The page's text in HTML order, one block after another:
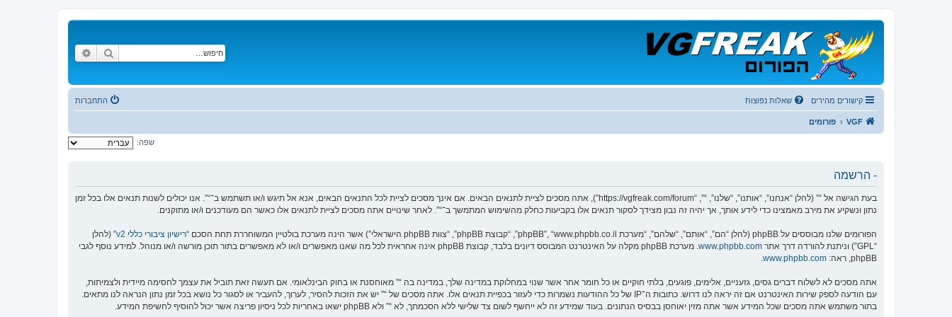
חיפוש
קישורים מהירים שאלות נפוצות התחברות
VGF פורומים
שפה:
- הרשמה
בעת הגישה אל “” (להלן “אנחנו”, “אותנו”, “שלנו”, “”, “https://vgfreak.com/forum”), אתה מסכים לציית לתנאים הבאים. אם אינך מסכים לציית לכל התנאים הבאים, אנא אל תיגש ו/או תשתמש ב־“”. אנו יכולים לשנות תנאים אלו בכל זמן
נתון ונשקיע את מירב מאמצינו כדי לידע אותך, אך יהיה זה נבון מצידך לסקור תנאים אלו בקביעות כחלק מהשימוש המתמשך ב־“”. לאחר שינויים אתה מסכים לציית לתנאים אלו כאשר הם מעודכנים ו/או מתוקנים.
הפורומים שלנו מבוססים על phpBB (להלן “הם”, “אותם”, “שלהם”, “מערכת phpBB”, “www.phpbb.co.il”, “קבוצת phpBB”, “צוות phpBB הישראלי”) אשר הינה מערכת בולטיין המשוחררת תחת הסכם “ רישיון ציבורי כללי v2
” (להלן
“GPL”) וניתנת להורדה דרך אתר
www.phpbb.com
. מערכת phpBB מקלה על האינטרנט המבוסס דיונים בלבד, קבוצת phpBB אינה אחראית לכל מה שאנו מאפשרים ו/או לא מאפשרים בתור תוכן מורשה ו/או מנוהל. למידע נוסף לגבי
phpBB, ראה:
www.phpbb.com
אתה מסכים לא לשלוח דברים גסים, גזעניים, אלימים, פוגעים, בלתי חוקיים או כל חומר אחר אשר שנוי במחלוקת במדינה שלך, במדינה בה “” מאוחסנת או בחוק הבינלאומי. אם תעשה זאת תוביל את עצמך לחסימה מיידית ולצמיתות,
עם הודעה לספק שירות האינטרנט אם זה יראה לנו דרוש. כתובות ה־IP של כל ההודעות נשמרות כדי לעזור בכפיית תנאים אלו. אתה מסכים של “” יש את הזכות להסיר, לערוך, להעביר או לסגור כל נושא בכל זמן נתון הנראה לנו מתאים.
בתור משתמש אתה מסכים שכל המידע אשר אתה מזין יאוחסן בבסיס הנתונים. בעוד שמידע זה לא ייחשף לשום צד שלישי ללא הסכמתך, לא “” ולא phpBB ישאו באחריות לכל ניסיון פריצה אשר יכול להוסיף לחשיפת המידע.